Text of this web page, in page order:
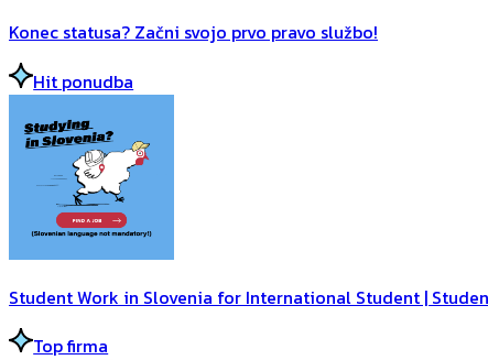
Konec statusa? Začni svojo prvo pravo službo!
Hit ponudba
Student Work in Slovenia for International Student |
Top firma